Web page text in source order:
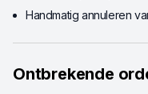
Handmatig annuleren
Ontbrekende